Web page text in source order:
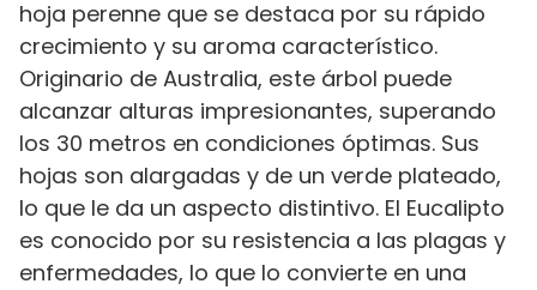
hoja perenne que se destaca por su rápido
crecimiento y su aroma característico.
Originario de Australia, este árbol puede
alcanzar alturas impresionantes, superando
los 30 metros en condiciones óptimas. Sus
hojas son alargadas y de un verde plateado,
lo que le da un aspecto distintivo. El Eucalipto
es conocido por su resistencia a las plagas y
enfermedades, lo que lo convierte en una